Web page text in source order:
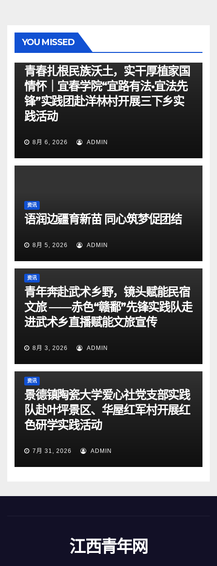
YOU MISSED
青春扎根民族沃土，实干厚植家国
情怀｜宜春学院“宜路有法•宜法先
锋”实践团赴洋林村开展三下乡实
践活动
8月 6, 2026 ADMIN
资讯
语润边疆育新苗 同心筑梦促团结
8月 5, 2026 ADMIN
资讯
青年奔赴武术乡野，镜头赋能民宿
文旅 ——赤色“赣鄱”先锋实践队走
进武术乡直播赋能文旅宣传
8月 3, 2026 ADMIN
资讯
景德镇陶瓷大学爱心社党支部实践
队赴叶坪景区、华屋红军村开展红
色研学实践活动
7月 31, 2026 ADMIN
江西青年网